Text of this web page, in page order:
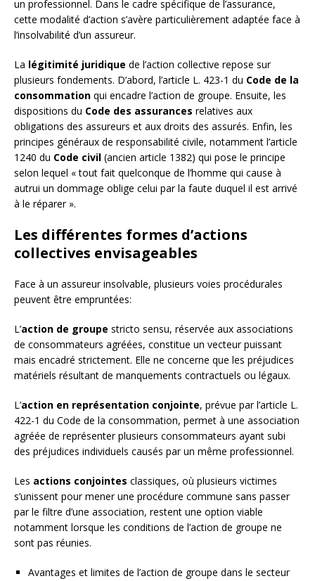
un professionnel. Dans le cadre spécifique de l’assurance,
cette modalité d’action s’avère particulièrement adaptée face à
l’insolvabilité d’un assureur.
La légitimité juridique de l’action collective repose sur
plusieurs fondements. D’abord, l’article L. 423-1 du Code de la
consommation qui encadre l’action de groupe. Ensuite, les
dispositions du Code des assurances relatives aux
obligations des assureurs et aux droits des assurés. Enfin, les
principes généraux de responsabilité civile, notamment l’article
1240 du Code civil (ancien article 1382) qui pose le principe
selon lequel « tout fait quelconque de l’homme qui cause à
autrui un dommage oblige celui par la faute duquel il est arrivé
à le réparer ».
Les différentes formes d’actions
collectives envisageables
Face à un assureur insolvable, plusieurs voies procédurales
peuvent être empruntées:
L’action de groupe stricto sensu, réservée aux associations
de consommateurs agréées, constitue un vecteur puissant
mais encadré strictement. Elle ne concerne que les préjudices
matériels résultant de manquements contractuels ou légaux.
L’action en représentation conjointe, prévue par l’article L.
422-1 du Code de la consommation, permet à une association
agréée de représenter plusieurs consommateurs ayant subi
des préjudices individuels causés par un même professionnel.
Les actions conjointes classiques, où plusieurs victimes
s’unissent pour mener une procédure commune sans passer
par le filtre d’une association, restent une option viable
notamment lorsque les conditions de l’action de groupe ne
sont pas réunies.
Avantages et limites de l’action de groupe dans le secteur